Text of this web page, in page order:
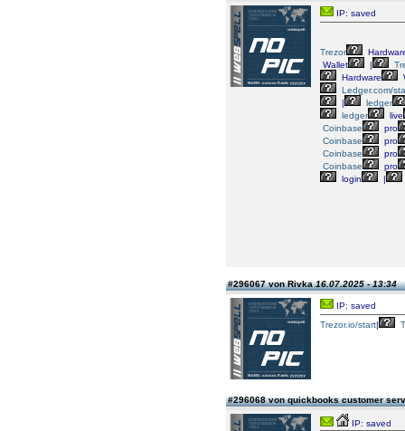
IP: saved
Trezor
Wallet
|
Hardware
Ledger.com/
|
ledger
ledger
live
Coinbase
pro
Coinbase
pro
Coinbase
pro
Coinbase
pro
login
|
#296067 von Rivka16.07.2025 - 13:34
IP: saved
Trezor.io/start|
#296068 von quickbooks customer
IP: saved